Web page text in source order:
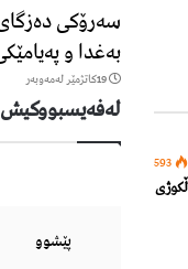
593
سەرۆكی
بەغدا و
19كاتژمێر لەمەوبەر
پێشوو